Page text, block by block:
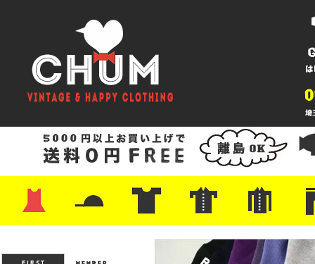
・レザーシューズ/スニーカー
・プリントTシャツ
・バンド/ツアー
・キャラクター
・Nike/adidas/スポーツ
・チャンピオン
・サーフ/スケート
・ボーダー/総柄/無地
・フットボール/リンガー
・タンクトップ/NBA・ポロシャツ
・半袖シャツ
・アロハ/サーフ/ボーリング
・ラルフ/ブランド
・無地/チェック/ストラ
・ワーク/ミリタリー/ウ
・ネル/ウール ・ショ
・アウ
・ジー
・
・ミリ
・コー
・コッ
・オー
・ジャ
ン